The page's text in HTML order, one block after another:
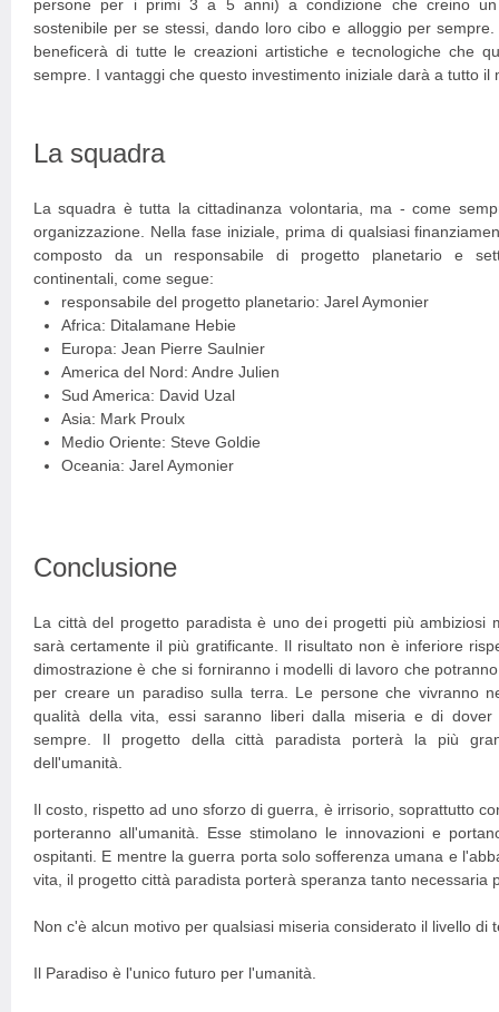
persone per i primi 3 a 5 anni) a condizione che creino un
sostenibile per se stessi, dando loro cibo e alloggio per
beneficerà di tutte le creazioni artistiche e tecnologiche che
sempre. I vantaggi che questo investimento iniziale darà a tutto il
La squadra
La squadra è tutta la cittadinanza volontaria, ma - come
organizzazione. Nella fase iniziale, prima di qualsiasi
composto da un responsabile di progetto planetario e
continentali, come segue:
responsabile del progetto planetario: Jarel Aymonier
Africa: Ditalamane Hebie
Europa: Jean Pierre Saulnier
America del Nord: Andre Julien
Sud America: David Uzal
Asia: Mark Proulx
Medio Oriente: Steve Goldie
Oceania: Jarel Aymonier
Conclusione
La città del progetto paradista è uno dei progetti più ambiziosi
sarà certamente il più gratificante. Il risultato non è inferiore
dimostrazione è che si forniranno i modelli di lavoro che
per creare un paradiso sulla terra. Le persone che vivranno
qualità della vita, essi saranno liberi dalla miseria e di
sempre. Il progetto della città paradista porterà la più
dell'umanità.
Il costo, rispetto ad uno sforzo di guerra, è irrisorio, soprattutto
porteranno all'umanità. Esse stimolano le innovazioni e
ospitanti. E mentre la guerra porta solo sofferenza umana e
vita, il progetto città paradista porterà speranza tanto necessaria
Non c'è alcun motivo per qualsiasi miseria considerato il livello di
Il Paradiso è l'unico futuro per l'umanità.